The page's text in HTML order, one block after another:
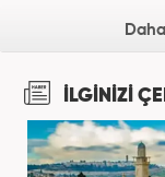
İLGİNİZİ